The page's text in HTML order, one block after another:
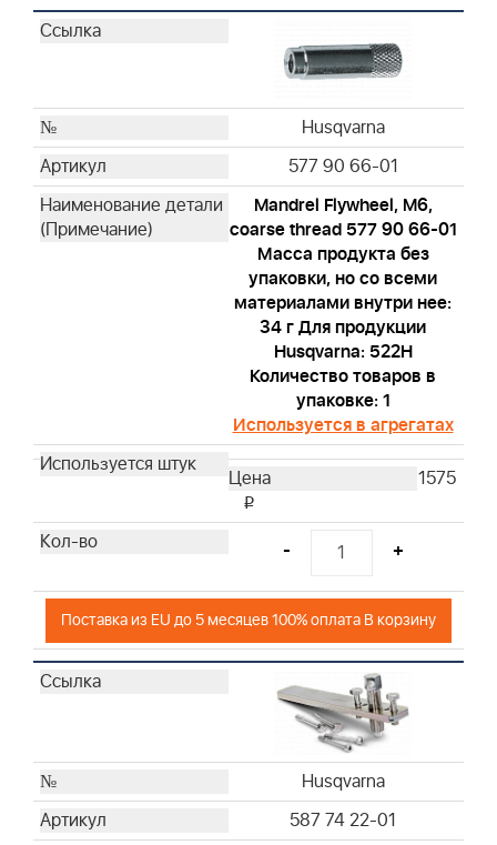
Husqvarna
577 90 66-01
Mandrel Flywheel, M6,
coarse thread 577 90 66-01
Масса продукта без
упаковки, но со всеми
материалами внутри нее:
34 г Для продукции
Husqvarna: 522H
Количество товаров в
упаковке: 1
Используется в агрегатах
1575
i
- +
Поставка из EU до 5 месяцев 100% оплата В корзину
Husqvarna
587 74 22-01